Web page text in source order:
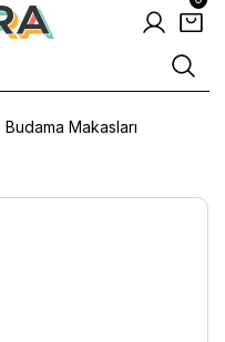
Budama Makasları